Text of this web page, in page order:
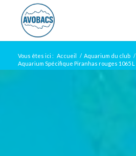
Vous êtes ici : Accueil / Aquarium du club /
Aquarium Spécifique Piranhas rouges 1065 L